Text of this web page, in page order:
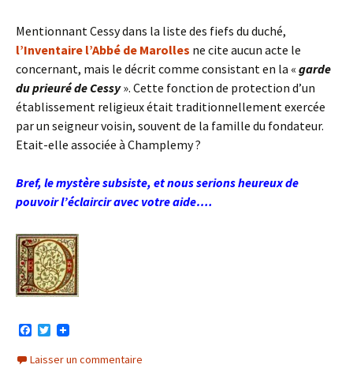
Mentionnant Cessy dans la liste des fiefs du duché,
l’Inventaire l’Abbé de Marolles ne cite aucun acte le
concernant, mais le décrit comme consistant en la « garde
du prieuré de Cessy». Cette fonction de protection d’un
établissement religieux était traditionnellement exercée
par un seigneur voisin, souvent de la famille du fondateur.
Etait-elle associée à Champlemy ?
Bref, le mystère subsiste, et nous serions heureux de
pouvoir l’éclaircir avec votre aide….
c
e
T
i
t
Laisser un commentaire